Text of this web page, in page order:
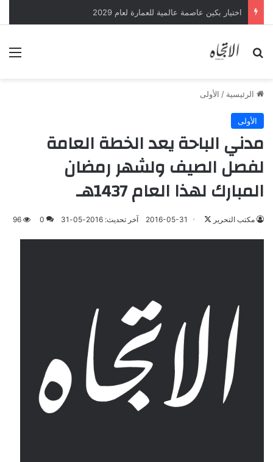
اختيار بكين عاصمة عالمية للعمارة لعام 2029
بحث عن
الرئيسية / الأولى
الأولى
مدني الباحة يعد الخطة العامة
لفصل الصيف ولشهر رمضان
المبارك لهذا العام 1437هـ
مكتب التحرير 2016-05-31 آخر تحديث: 2016-05-31 0
96